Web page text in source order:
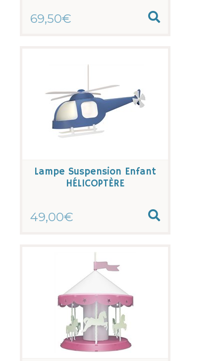
69,50€
Lampe Suspension Enfant
HÉLICOPTÈRE
49,00€